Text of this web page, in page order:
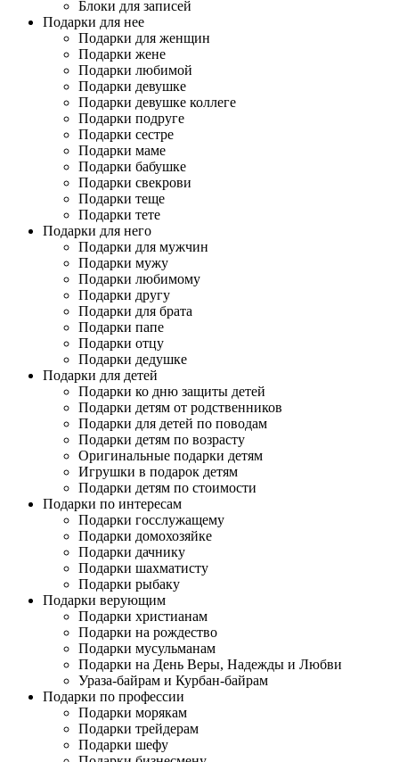
Блоки для записей
Подарки для нее
Подарки для женщин
Подарки жене
Подарки любимой
Подарки девушке
Подарки девушке коллеге
Подарки подруге
Подарки сестре
Подарки маме
Подарки бабушке
Подарки свекрови
Подарки теще
Подарки тете
Подарки для него
Подарки для мужчин
Подарки мужу
Подарки любимому
Подарки другу
Подарки для брата
Подарки папе
Подарки отцу
Подарки дедушке
Подарки для детей
Подарки ко дню защиты детей
Подарки детям от родственников
Подарки для детей по поводам
Подарки детям по возрасту
Оригинальные подарки детям
Игрушки в подарок детям
Подарки детям по стоимости
Подарки по интересам
Подарки госслужащему
Подарки домохозяйке
Подарки дачнику
Подарки шахматисту
Подарки рыбаку
Подарки верующим
Подарки христианам
Подарки на рождество
Подарки мусульманам
Подарки на День Веры, Надежды и Любви
Ураза-байрам и Курбан-байрам
Подарки по профессии
Подарки морякам
Подарки трейдерам
Подарки шефу